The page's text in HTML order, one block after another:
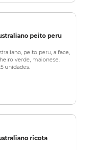
peito peru
peito peru, alface,
verde, maionese.
unidades.
ricota